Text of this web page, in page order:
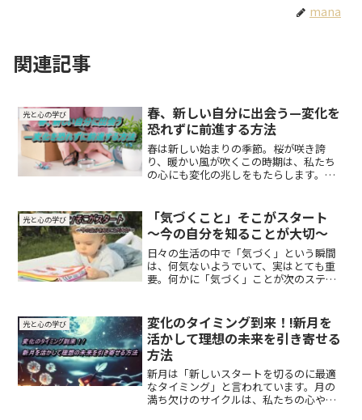
mana
関連記事
光と心の学び
春、新しい自分に出会う—変化を
恐れずに前進する方法
春は新しい始まりの季節。桜が咲き誇
り、暖かい風が吹くこの時期は、私たち
の心にも変化の兆しをもたらします。し
気持ちが、新たな一歩を踏み出すことを
躊躇させることもあるでしょう。
光と心の学び
「気づくこと」そこがスタート
～今の自分を知ることが大切～
日々の生活の中で「気づく」という瞬間
は、何気ないようでいて、実はとても重
要。何かに「気づく」ことが次のステッ
何が本当に大切で、何が自分にとって必
要なのかを見逃してしまいがちです。
光と心の学び
変化のタイミング到来！!新月を
活かして理想の未来を引き寄せる
方法
新月は「新しいスタートを切るのに最適
なタイミング」と言われています。月の
満ち欠けのサイクルは、私たちの心や行